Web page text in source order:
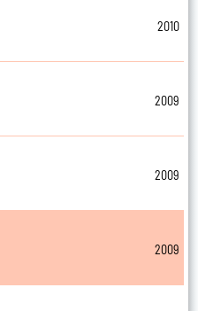
2010
2009
2009
2009